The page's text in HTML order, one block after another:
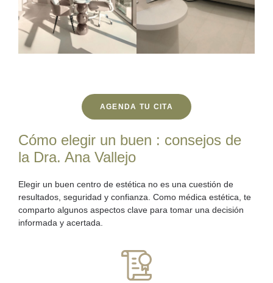
AGENDA TU CITA
Cómo elegir un buen : consejos de
la Dra. Ana Vallejo
Elegir un buen centro de estética no es una cuestión de
resultados, seguridad y confianza. Como médica estética, te
comparto algunos aspectos clave para tomar una decisión
informada y acertada.